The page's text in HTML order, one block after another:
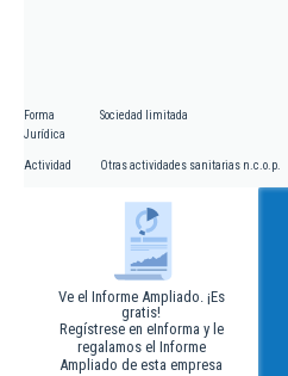
Forma
Jurídica
Sociedad limitada
Actividad Otras actividades sanitarias n.c.o.p.
Ve el Informe Ampliado. ¡Es
gratis!
Regístrese en eInforma y le
regalamos el Informe
Ampliado de esta empresa